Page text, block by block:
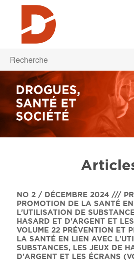
NO 2 / DÉCEMBRE 2024 ///
PROMOTION DE LA SANTÉ
L'UTILISATION DE
HASARD ET D'ARGENT ET
VOLUME 22 PRÉVENTION ET
LA SANTÉ EN LIEN AVEC
SUBSTANCES, LES JEUX DE
D'ARGENT ET LES ÉCRANS